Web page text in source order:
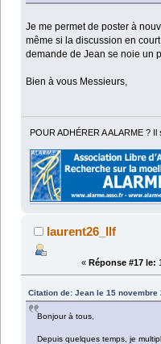
Je me permet de poster à
même si la discussion en
demande de Jean se noie un
Bien à vous Messieurs,
POUR ADHÉRER A ALARME ?
laurent26_llf
« Réponse #17 le:
Citation de: Jean le 15 novembre
Bonjour à tous,
Depuis quelques temps, je